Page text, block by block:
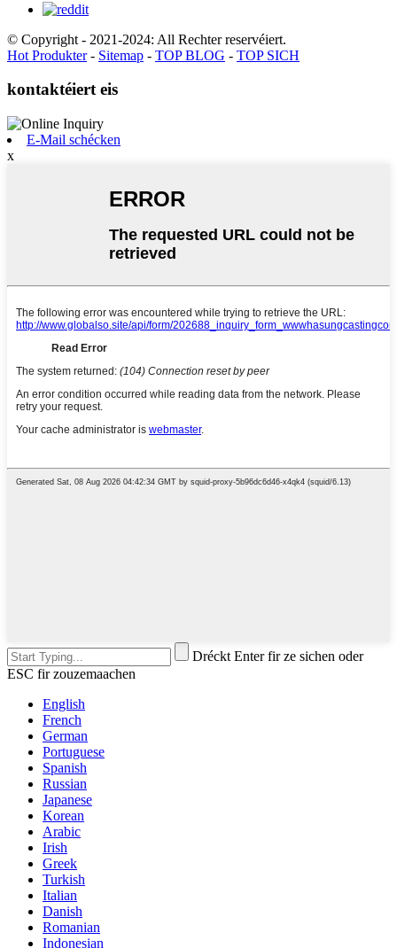
© Copyright - 2021-2024: All Rechter reservéiert.
Hot Produkter- Sitemap - TOP BLOG - TOP SICH
kontaktéiert eis
E-Mail schécken
x
Dréckt Enter fir ze sichen oder
ESC fir zouzemaachen
English
French
German
Portuguese
Spanish
Russian
Japanese
Korean
Arabic
Irish
Greek
Turkish
Italian
Danish
Romanian
Indonesian